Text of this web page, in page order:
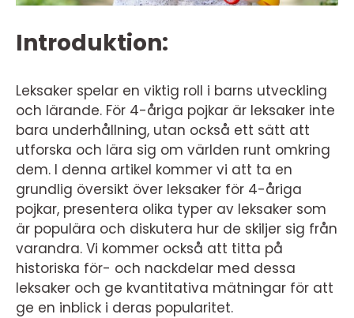
Introduktion:
Leksaker spelar en viktig roll i barns utveckling
och lärande. För 4-åriga pojkar är leksaker inte
bara underhållning, utan också ett sätt att
utforska och lära sig om världen runt omkring
dem. I denna artikel kommer vi att ta en
grundlig översikt över leksaker för 4-åriga
pojkar, presentera olika typer av leksaker som
är populära och diskutera hur de skiljer sig från
varandra. Vi kommer också att titta på
historiska för- och nackdelar med dessa
leksaker och ge kvantitativa mätningar för att
ge en inblick i deras popularitet.